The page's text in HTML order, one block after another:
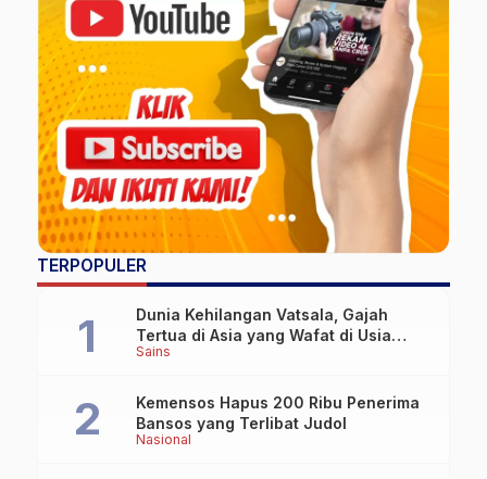
TERPOPULER
Sains
Dunia Kehilangan Vatsala, Gajah
Tertua di Asia yang Wafat di Usia
Lebih dari 100 Tahun
Nasional
Kemensos Hapus 200 Ribu Penerima
Bansos yang Terlibat Judol